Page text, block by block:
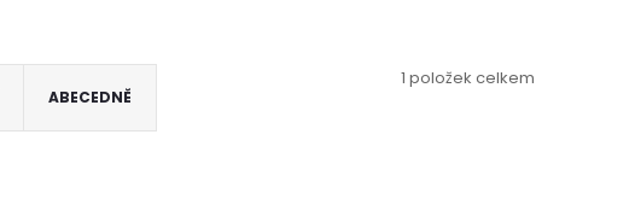
ABECEDNĚ
1 položek celkem